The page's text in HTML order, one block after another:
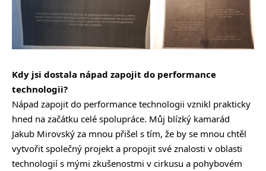
Kdy jsi dostala nápad zapojit do performance
technologii?
Nápad zapojit do performance technologii vznikl prakticky
hned na začátku celé spolupráce. Můj blízký kamarád
Jakub Mirovský za mnou přišel s tím, že by se mnou chtěl
vytvořit společný projekt a propojit své znalosti v oblasti
technologií s mými zkušenostmi v cirkusu a pohybovém